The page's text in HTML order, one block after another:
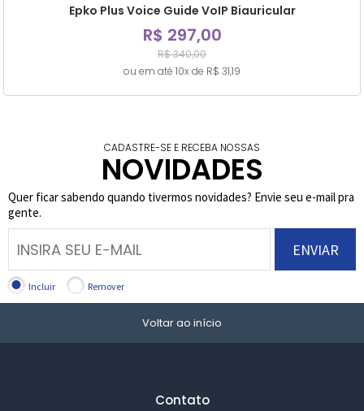
Epko Plus Voice Guide VoIP Biauricular
R$ 297,00
R$ 340,00
ou em até 10x de R$ 31,19
CADASTRE-SE E RECEBA NOSSAS
NOVIDADES
Quer ficar sabendo quando tivermos novidades? Envie seu e-mail pra
gente.
ENVIAR
Incluir Remover
Voltar ao início
Contato